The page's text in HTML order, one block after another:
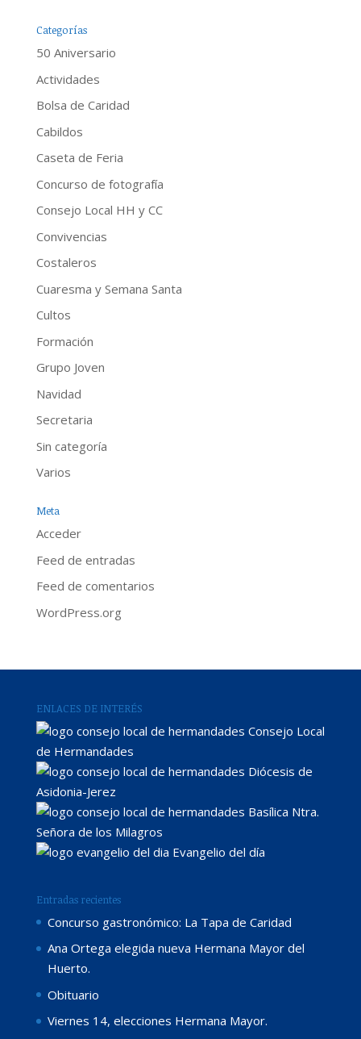
Categorías
50 Aniversario
Actividades
Bolsa de Caridad
Cabildos
Caseta de Feria
Concurso de fotografía
Consejo Local HH y CC
Convivencias
Costaleros
Cuaresma y Semana Santa
Cultos
Formación
Grupo Joven
Navidad
Secretaria
Sin categoría
Varios
Meta
Acceder
Feed de entradas
Feed de comentarios
WordPress.org
ENLACES DE INTERÉS
Consejo Local
de Hermandades
Diócesis de
Asidonia-Jerez
Basílica Ntra.
Señora de los Milagros
Evangelio del día
Entradas recientes
Concurso gastronómico: La Tapa de Caridad
Ana Ortega elegida nueva Hermana Mayor del
Huerto.
Obituario
Viernes 14, elecciones Hermana Mayor.